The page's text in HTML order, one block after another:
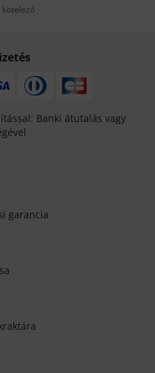
Banki átutalás vagy
garancia